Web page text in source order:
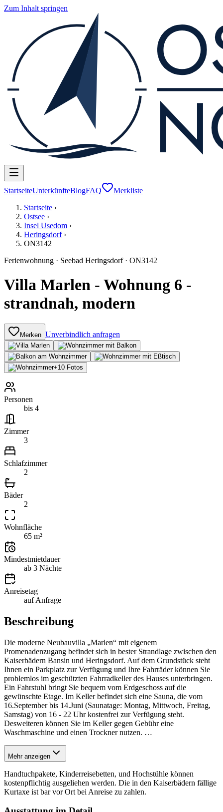
Zum Inhalt springen
StartseiteUnterkünfteBlogFAQ
Merkliste
Startseite ›
Ostsee ›
Insel Usedom ›
Heringsdorf›
ON3142
Ferienwohnung · Seebad Heringsdorf· ON3142
Villa Marlen - Wohnung 6 -
strandnah, modern
Merken Unverbindlich anfragen
+10 Fotos
Personen
bis 4
Zimmer
3
Schlafzimmer
2
Bäder
2
Wohnfläche
65 m²
Mindestmietdauer
ab 3 Nächte
Anreisetag
auf Anfrage
Beschreibung
Die moderne Neubauvilla „Marlen“ mit eigenem
Promenadenzugang befindet sich in bester Strandlage zwischen den
Kaiserbädern Bansin und Heringsdorf. Auf dem Grundstück steht
Ihnen ein Parkplatz zur Verfügung und Ihre Fahrräder können Sie
problemlos im geschützten Fahrradkeller des Hauses unterbringen.
Ein Fahrstuhl bringt Sie bequem vom Erdgeschoss auf die
gewünschte Etage. Im Keller befindet sich eine Sauna, die vom
16.September bis 14.Juni (Saunatage: Montag, Mittwoch, Freitag,
Samstag) von 16 - 22 Uhr kostenfrei zur Verfügung steht.
Desweiteren können Sie im Keller gegen Gebühr eine
Waschmaschine und einen Trockner nutzen. …
Mehr anzeigen
Handtuchpakete, Kinderreisebetten, und Hochstühle können
kostenpflichtig ausgeliehen werden. Die in den Kaiserbädern fällige
Kurtaxe ist bar vor Ort bei Anreise zu zahlen.